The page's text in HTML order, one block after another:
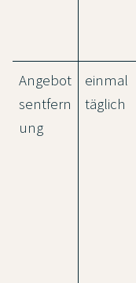
Angebot
sentfern
ung
einmal
täglich